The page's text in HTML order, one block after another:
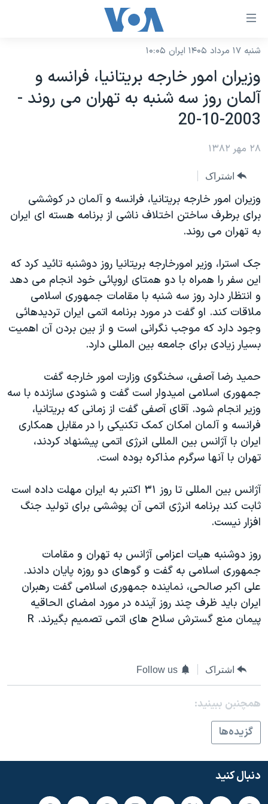
لینکهای
دسترسی
جهش
به
محتوای
اصلی
به
صفحه
جهش
به
جستجو
نسخه سبک وب‌سایت
موضوع ها
آمریکا
جهان
ورزشی
گزیده‌ها
ویژه برنامه‌ها
ویدیوها
فرهنگ و زندگی
حقوق شهروندی
اقتصادی
علم و فناوری
گالری عکس
آرشیو پخش زنده
برنامه های تلویزیونی
جدول برنامه ها
صفحه‌های ویژه
جام جهانی ۲۰۲۶
عملیات خشم حماسی
۲۵۰سالگی آمریکا
بایگانی برنامه‌های تلویزیونی
مستندها
انتخابات ریاست جمهوری آمریکا ۲۰۲۴
حمله جمهوری اسلامی به اسرائیل
رمز مهسا
اعتراضات زن، زندگی، آزادی
مجموعه مستندهای دادخواهی
تریبونال مردمی آبان ۹۸
دادگاه حمید نوری
قانون شفافیت دارائی کادر رهبری ایران
نرگس محمدی برنده جایزه نوبل صلح
همایش محافظه‌کاران آمریکا «سی‌پک»
صفحه‌های ویژه
سفر پرزیدنت ترامپ به چین
فرکانس‌های صدای آمریکا
پخش رادیویی
دنبال کنید
شنبه ۱۷ مرداد ۱۴۰۵ ایران ۱۰:۰۵
وزيران امور خارجه بريتانيا، فرانسه و
آلمان روز سه شنبه به تهران می روند -
2003-10-20
۲۸ مهر ۱۳۸۲
اشتراک
وزيران امور خارجه بريتانيا، فرانسه و آلمان در کوششی
برای برطرف ساختن اختلاف ناشی از برنامه هسته ای ايران
به تهران می روند.
جک استرا، وزير امورخارجه بريتانيا روز دوشنبه تائيد کرد که
اين سفر را همراه با دو همتای اروپائی خود انجام می دهد
و انتظار دارد روز سه شنبه با مقامات جمهوری اسلامی
ملاقات کند. او گفت در مورد برنامه اتمی ايران ترديدهائی
وجود دارد که موجب نگرانی است و از بين بردن آن اهميت
بسيار زيادی برای جامعه بين المللی دارد.
حميد رضا آصفی، سخنگوی وزارت امور خارجه گفت
جمهوری اسلامی اميدوار است گفت و شنودی سازنده با سه
وزير انجام شود. آقای آصفی گفت از زمانی که بريتانيا،
فرانسه و آلمان امکان کمک تکنيکی را در مقابل همکاری
ايران با آژانس بين المللی انرژی اتمی پيشنهاد کردند،
تهران با آنها سرگرم مذاکره بوده است.
آژانس بين المللی تا روز ٣١ اکتبر به ايران مهلت داده است
ثابت کند برنامه انرژی اتمی آن پوششی برای توليد جنگ
افزار نيست.
روز دوشنبه هيات اعزامی آژانس به تهران و مقامات
جمهوری اسلامی به گفت و گوهای دو روزه پايان دادند.
علی اکبر صالحی، نماينده جمهوری اسلامی گفت رهبران
ايران بايد ظرف چند روز آينده در مورد امضای الحاقيه
پيمان منع گسترش سلاح های اتمی تصميم بگيرند. R
اشتراک Follow us
همچنبن ببینید:
گزيده‌ها
دنبال کنید